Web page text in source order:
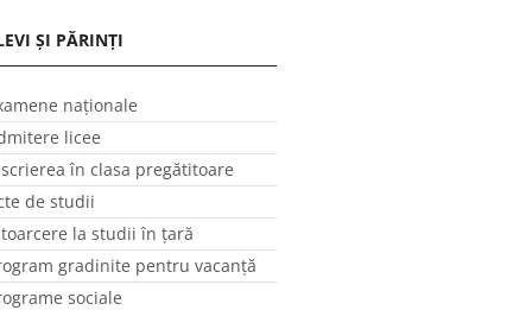
ȘI PĂRINȚI
naționale
licee
în clasa pregătitoare
de studii
la studii în ţară
gradinite pentru vacanţă
sociale